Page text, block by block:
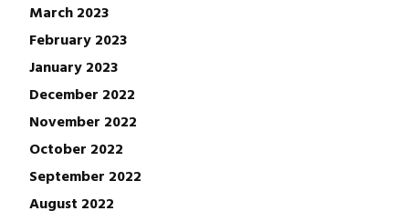
March 2023
February 2023
January 2023
December 2022
November 2022
October 2022
September 2022
August 2022